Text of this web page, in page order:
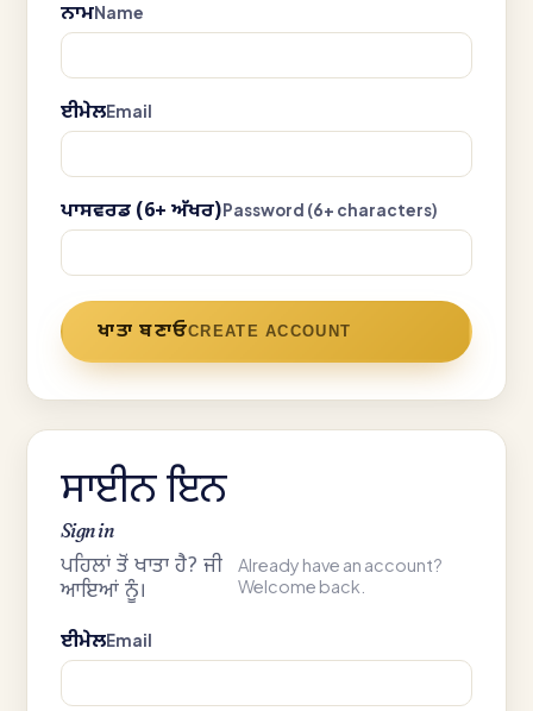
ਨਾਮName
ਈਮੇਲEmail
ਪਾਸਵਰਡ (6+ ਅੱਖਰ)Password (6+ characters)
ਖਾਤਾ ਬਣਾਓCREATE ACCOUNT
ਸਾਈਨ ਇਨ
Sign in
ਪਹਿਲਾਂ ਤੋਂ ਖਾਤਾ ਹੈ? ਜੀ
ਆਇਆਂ ਨੂੰ।
Already have an account?
Welcome back.
ਈਮੇਲEmail